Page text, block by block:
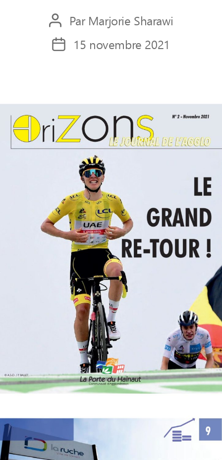
Auteur
de
l’article
Par Marjorie Sharawi
Date15 novembre 2021